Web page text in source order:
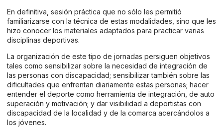
En definitiva, sesión práctica que no sólo les permitió
familiarizarse con la técnica de estas modalidades, sino que les
hizo conocer los materiales adaptados para practicar varias
disciplinas deportivas.
La organización de este tipo de jornadas persiguen objetivos
tales como sensibilizar sobre la necesidad de integración de
las personas con discapacidad; sensibilizar también sobre las
dificultades que enfrentan diariamente estas personas; hacer
entender el deporte como herramienta de integración, de auto
superación y motivación; y dar visibilidad a deportistas con
discapacidad de la localidad y de la comarca acercándolos a
los jóvenes.